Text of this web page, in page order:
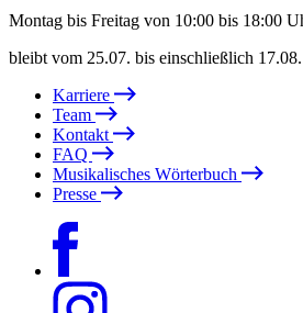
Montag bis Freitag von 10:00 bis 18:00
bleibt vom 25.07. bis einschließlich 17.08.
Karriere
Team
Kontakt
FAQ
Musikalisches Wörterbuch
Presse